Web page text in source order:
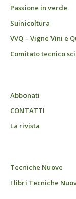
Passione in verde
Suinicoltura
VVQ – Vigne Vini e
Comitato tecnico
Abbonati
CONTATTI
La rivista
Tecniche Nuove
I libri Tecniche